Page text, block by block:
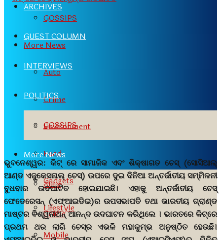
GOSSIPS
More News
Auto
Crime
Environment
Food
Gadgets
Lifestyle
Mobile
ARCHIVES
GUEST COLUMN
INTERVIEWS
POLITICS
GOSSIPS
More News
Auto
Crime
ଭୁବନେଶ୍ୱର:କିଟ୍‍ ରେ ସାମାଜିକ ଏବଂ ଶିକ୍ଷାଗତ ଚେସ୍ (ସୋସିଆଲ୍
ଆଣ୍ଡ ଏଜୁକେସନାଲ୍ ଚେସ୍‌) ଉପରେ ଦୁଇ ଦିନିଆ ଅନ୍ତର୍ଜାତୀୟ ସମ୍ମିଳନୀ
ବୁଧବାର ଉଦଘାଟିତ ହୋଇଯାଇଛି। ଏହାକୁ ଅନ୍ତର୍ଜାତୀୟ ଚେସ୍‍
ଫେଡେରେସନ୍‍ (ଏଫ୍‌ଆଇଡିଇ)ର ଉପସଭାପତି ତଥା ଭାରତୀୟ ଗ୍ରାଣ୍ଡ
ମାଷ୍ଟର ବିଶ୍ୱନାଥନ୍ ଆନନ୍ଦ ଉଦଘାଟନ କରିଥିଲେ । ଭାରତରେ କିଟ୍‌ରେ
ପ୍ରଥମ ଥର ଲାଗି ଚେସ୍‌ର ଏଭଳି ମହାକୁମ୍ଭ ଅନୁଷ୍ଠିତ ହେଉଛି।